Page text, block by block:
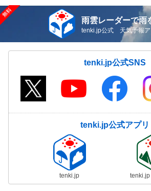
雨雲レーダーで雨
tenki.jp公式 天気予報ア
tenki.jp公式SNS
tenki.jp公式アプリ
tenki.jp